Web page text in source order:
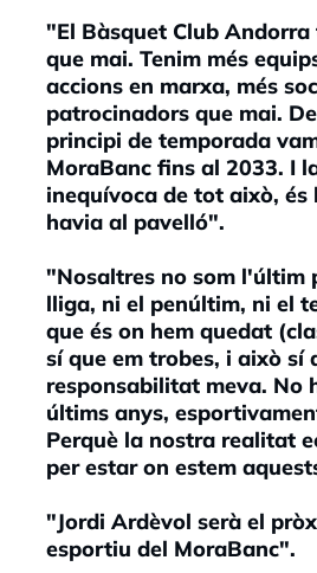
"El Bàsquet Club
que mai. Tenim més
accions en marxa, més
patrocinadors que mai.
principi de temporada
MoraBanc fins al 2033. I
inequívoca de tot això, és
havia al pavelló".
"Nosaltres no som l'últim
lliga, ni el penúltim, ni el
que és on hem quedat
sí que em trobes, i això sí
responsabilitat meva. No
últims anys,
Perquè la nostra realitat
per estar on estem
"Jordi Ardèvol serà el
esportiu del MoraBanc".